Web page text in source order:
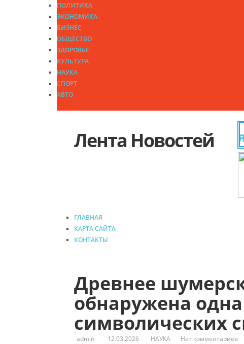
ПОЛИТИКА
ЭКОНОМИКА
БИЗНЕС
ОБЩЕСТВО
ЗДОРОВЬЕ
КУЛЬТУРА
НАУКА
СПОРТ
АВТО
Лента Новостей
Архивные исследования для
ГЛАВНАЯ
КАРТА САЙТА
КОНТАКТЫ
Древнее
обнаружена
символических
admin 12.03.2026 НАУКА Нет комментариев